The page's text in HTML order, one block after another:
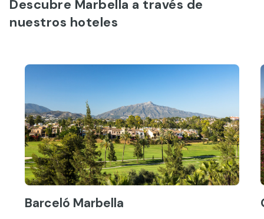
Descubre Marbella a través de
nuestros hoteles
Barceló Marbella